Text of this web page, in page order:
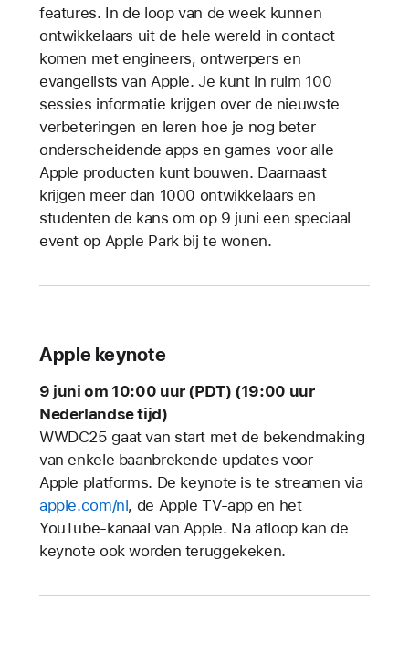
features. In de loop van de week kunnen
ontwikkelaars uit de hele wereld in contact
komen met engineers, ontwerpers en
evangelists van Apple. Je kunt in ruim 100
sessies informatie krijgen over de nieuwste
verbeteringen en leren hoe je nog beter
onderscheidende apps en games voor alle
Apple producten kunt bouwen. Daarnaast
krijgen meer dan 1000 ontwikkelaars en
studenten de kans om op 9 juni een speciaal
event op Apple Park bij te wonen.
Apple keynote
9 juni om 10:00 uur (PDT) (19:00 uur
Nederlandse tijd)
WWDC25 gaat van start met de bekendmaking
van enkele baanbrekende updates voor
Apple platforms. De keynote is te streamen via
apple.com/nl, de Apple TV-app en het
YouTube-kanaal van Apple. Na afloop kan de
keynote ook worden teruggekeken.